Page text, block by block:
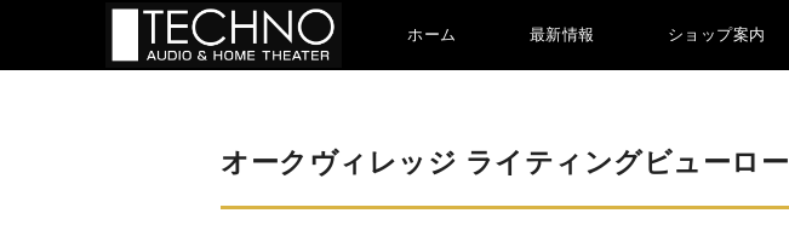
ホーム 最新情報 ショップ案内
オークヴィレッジ ライティングビューロー